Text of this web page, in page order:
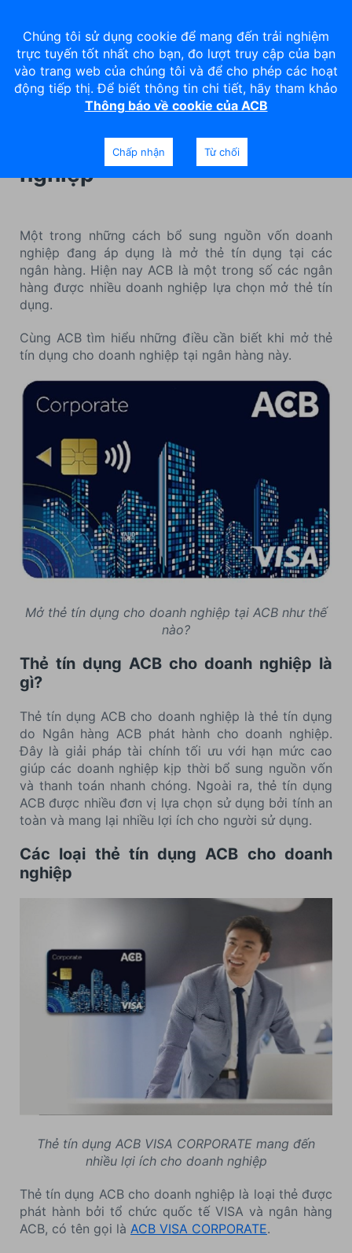
Những điều cần biết khi mở
thẻ tín dụng ACB cho doanh
nghiệp
Một trong những cách bổ sung nguồn vốn doanh
nghiệp đang áp dụng là mở thẻ tín dụng tại các
ngân hàng. Hiện nay ACB là một trong số các ngân
hàng được nhiều doanh nghiệp lựa chọn mở thẻ tín
dụng.
Cùng ACB tìm hiểu những điều cần biết khi mở thẻ
tín dụng cho doanh nghiệp tại ngân hàng này.
Mở thẻ tín dụng cho doanh nghiệp tại ACB như thế
nào?
Thẻ tín dụng ACB cho doanh nghiệp là
gì?
Thẻ tín dụng ACB cho doanh nghiệp là thẻ tín dụng
do Ngân hàng ACB phát hành cho doanh nghiệp.
Đây là giải pháp tài chính tối ưu với hạn mức cao
giúp các doanh nghiệp kịp thời bổ sung nguồn vốn
và thanh toán nhanh chóng. Ngoài ra, thẻ tín dụng
ACB được nhiều đơn vị lựa chọn sử dụng bởi tính an
toàn và mang lại nhiều lợi ích cho người sử dụng.
Các loại thẻ tín dụng ACB cho doanh
nghiệp
Thẻ tín dụng ACB VISA CORPORATE mang đến
nhiều lợi ích cho doanh nghiệp
Thẻ tín dụng ACB cho doanh nghiệp là loại thẻ được
phát hành bởi tổ chức quốc tế VISA và ngân hàng
ACB, có tên gọi là ACB VISA CORPORATE.
Chúng tôi sử dụng cookie để mang đến trải nghiệm
trực tuyến tốt nhất cho bạn, đo lượt truy cập của bạn
vào trang web của chúng tôi và để cho phép các hoạt
động tiếp thị. Để biết thông tin chi tiết, hãy tham khảo
Thông báo về cookie của ACB
Chấp nhận Từ chối